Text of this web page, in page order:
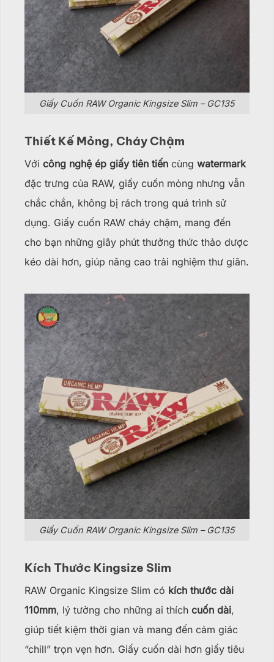
Giấy Cuốn RAW Organic Kingsize Slim – GC135
Thiết Kế Mỏng, Cháy Chậm
Với công nghệ ép giấy tiên tiến cùng watermark
đặc trưng của RAW, giấy cuốn mỏng nhưng vẫn
chắc chắn, không bị rách trong quá trình sử
dụng. Giấy cuốn RAW cháy chậm, mang đến
cho bạn những giây phút thưởng thức thảo dược
kéo dài hơn, giúp nâng cao trải nghiệm thư giãn.
Giấy Cuốn RAW Organic Kingsize Slim – GC135
Kích Thước Kingsize Slim
RAW Organic Kingsize Slim có kích thước dài
110mm, lý tưởng cho những ai thích cuốn dài,
giúp tiết kiệm thời gian và mang đến cảm giác
“chill” trọn vẹn hơn. Giấy cuốn dài hơn giấy tiêu